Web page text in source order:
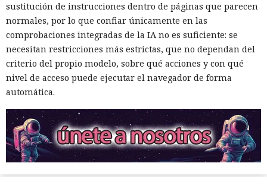
sustitución de instrucciones dentro de páginas que parecen
normales, por lo que confiar únicamente en las
comprobaciones integradas de la IA no es suficiente: se
necesitan restricciones más estrictas, que no dependan del
criterio del propio modelo, sobre qué acciones y con qué
nivel de acceso puede ejecutar el navegador de forma
automática.